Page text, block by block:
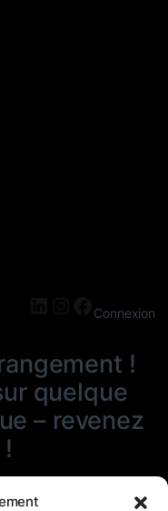
LinkedIn
Instagram
Connexion
!
quelque
– revenez